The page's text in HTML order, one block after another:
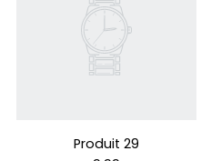
Produit 29